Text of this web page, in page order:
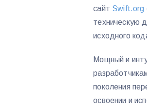
сайт Swift.org
техническую
исходного
Мощный и
поколения
освоении и